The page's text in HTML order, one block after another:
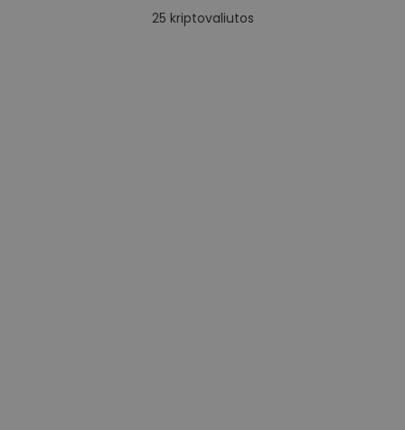
25 kriptovaliutos